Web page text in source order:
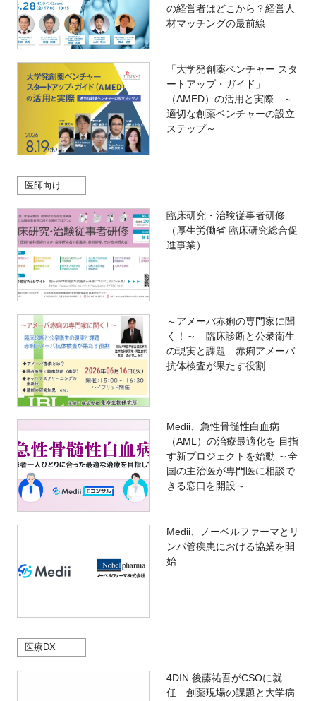
の経営者はどこから？経営人
材マッチングの最前線
「大学発創薬ベンチャー スタ
ートアップ・ガイド」
（AMED）の活用と実際 ～
適切な創薬ベンチャーの設立
ステップ～
医師向け
臨床研究・治験従事者研修
（厚生労働省 臨床研究総合促
進事業）
～アメーバ赤痢の専門家に聞
く！～ 臨床診断と公衆衛生
の現実と課題 赤痢アメーバ
抗体検査が果たす役割
Medii、急性骨髄性白血病
（AML）の治療最適化を 目指
す新プロジェクトを始動 ～全
国の主治医が専門医に相談で
きる窓口を開設～
Medii、ノーベルファーマとリ
ンパ管疾患における協業を開
始
医療DX
4DIN 後藤祐吾がCSOに就
任 創薬現場の課題と大学病